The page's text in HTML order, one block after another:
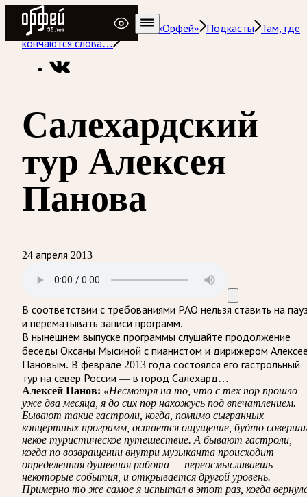
Радио Орфей
Радио классической музыки «Орфей»
Подкасты
Там, где
кончаются слова…
Салехардский
тур Алексея
Панова
24 апреля 2013
В соответствии с требованиями РАО нельзя ставить на
и перематывать записи программ.
В нынешнем выпуске программы слушайте продолжение
беседы Оксаны Мысиной с пианистом и дирижером
Пановым. В феврале 2013 года состоялся его гастрольный
тур на север России — в город Салехард…
Алексей Панов: «Несмотря на то, что с тех пор прошло
уже два месяца, я до сих пор нахожусь под впечатлением.
Бывают такие гастроли, когда, помимо сыгранных
концертных программ, остается ощущение, будто
некое туристическое путешествие. А бывают гастроли,
когда по возвращении внутри музыканта происходит
определенная душевная работа — переосмысливаешь
некоторые события, и открывается другой уровень.
Примерно то же самое я испытал в этот раз, когда